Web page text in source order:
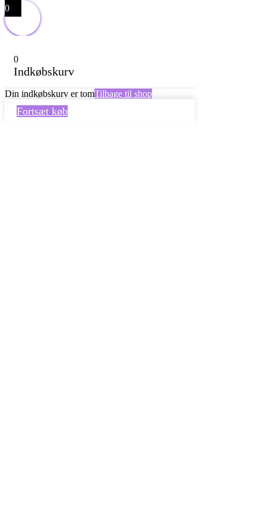
0
0
Indkøbskurv
Din indkøbskurv er tomTilbage til shop
Fortsæt køb